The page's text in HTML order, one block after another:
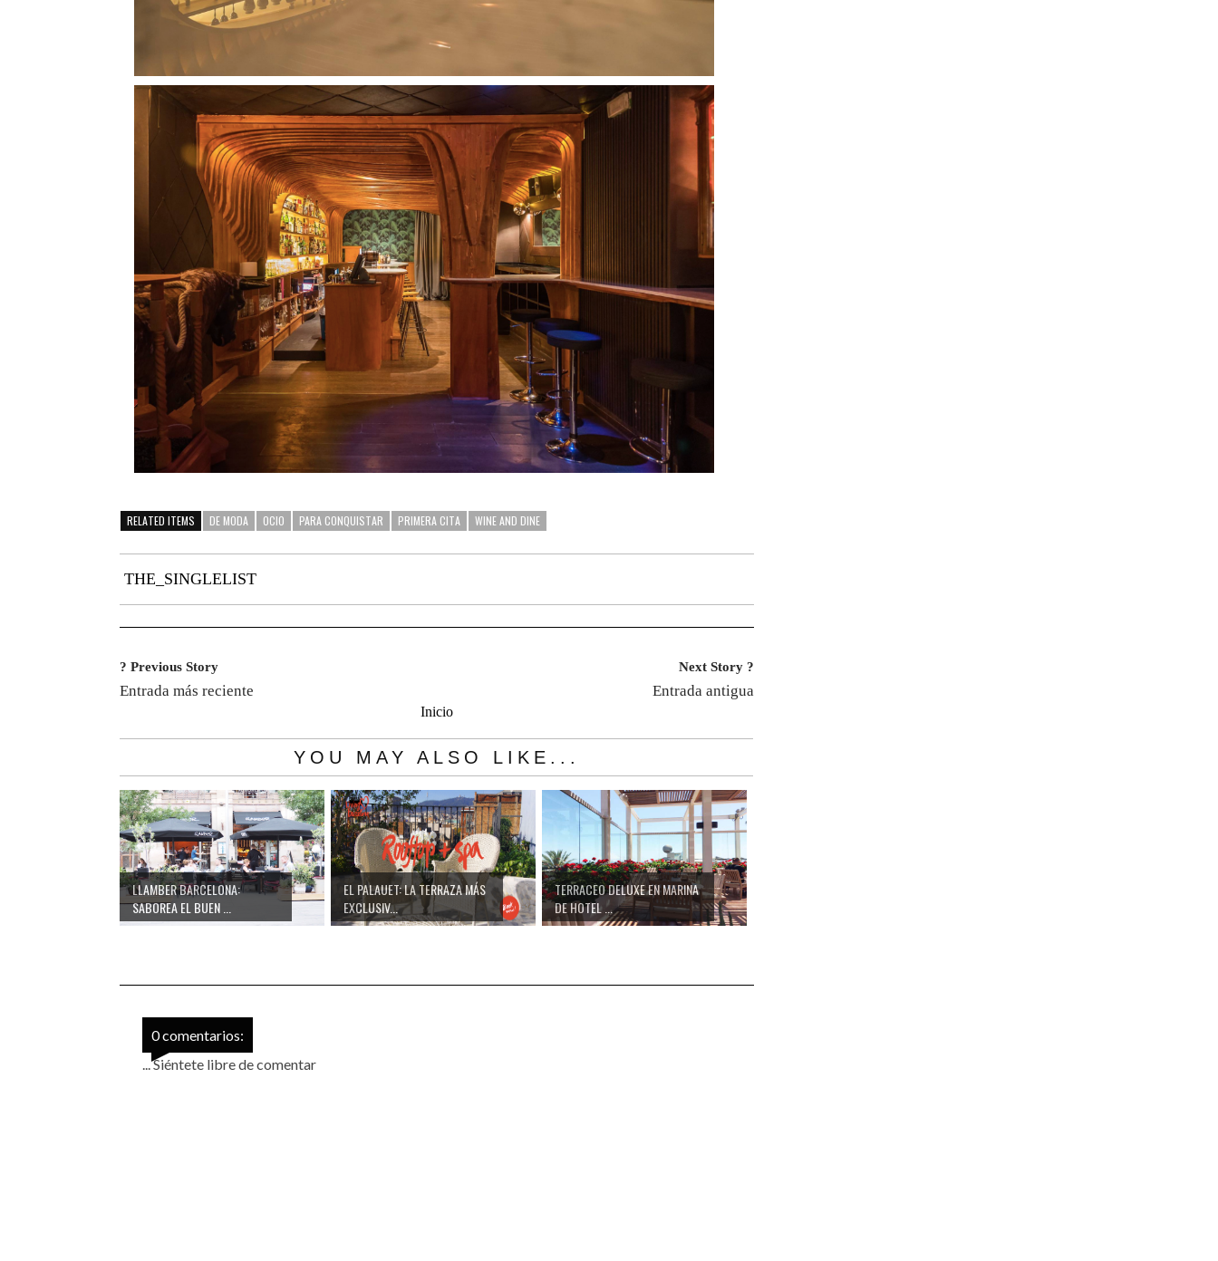
RELATED ITEMS DE MODA OCIO PARA CONQUISTAR PRIMERA CITA WINE AND DINE
THE_SINGLELIST
? Previous Story
Entrada más reciente
Next Story ?
Entrada antigua
Inicio
YOU MAY ALSO LIKE...
LLAMBER BARCELONA:
SABOREA EL BUEN ...
EL PALAUET: LA TERRAZA MÁS
EXCLUSIV...
TERRACEO DELUXE EN MARINA
DE HOTEL ...
0 comentarios:
... Siéntete libre de comentar